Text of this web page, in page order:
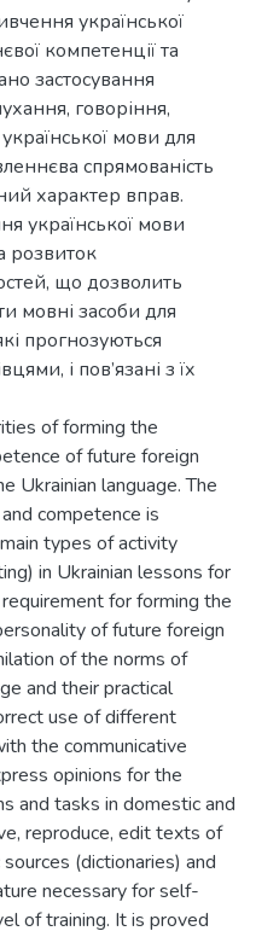
української
компетенції та
застосування
говоріння,
мови для
спрямованість
характер вправ.
української мови
розвиток
що дозволить
мовні засоби для
прогнозуються
і пов’язані з їх
of forming the
of future foreign
Ukrainian language. The
competence is
types of activity
in Ukrainian lessons for
for forming the
of future foreign
of the norms of
and their practical
use of different
the communicative
opinions for the
and tasks in domestic and
reproduce, edit texts of
(dictionaries) and
necessary for self-
of training. It is proved